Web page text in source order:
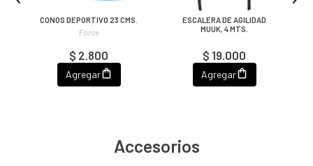
CONOS DEPORTIVO 23 CMS.
Force
$ 2.800
Agregar
ESCALERA DE AGILIDAD
MUUK, 4 MTS.
$ 19.000
Agregar
Accesorios